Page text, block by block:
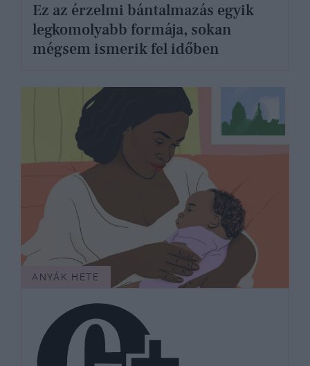
Ez az érzelmi bántalmazás egyik
legkomolyabb formája, sokan
mégsem ismerik fel időben
ANYÁK HETE